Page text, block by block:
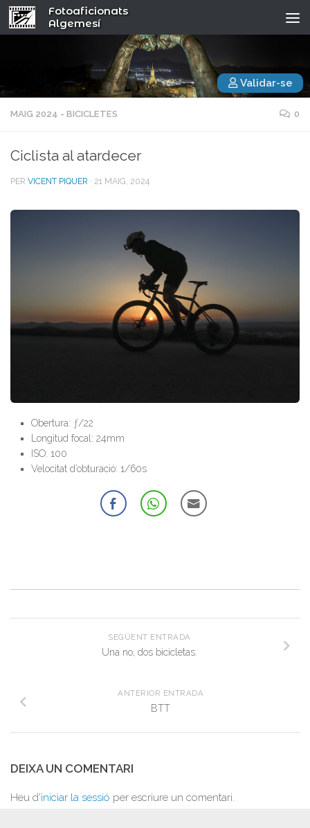
Fotoaficionats
Algemesí
Validar-se
MAIG 2024 - BICICLETES 0
Ciclista al atardecer
PER VICENT PIQUER · 21 MAIG, 2024
Obertura: ƒ/22
Longitud focal: 24mm
ISO: 100
Velocitat d’obturació: 1/60s
SEGÜENT ENTRADA
Una no, dos bicicletas.
ANTERIOR ENTRADA
BTT
DEIXA UN COMENTARI
Heu d'iniciar la sessió per escriure un comentari.